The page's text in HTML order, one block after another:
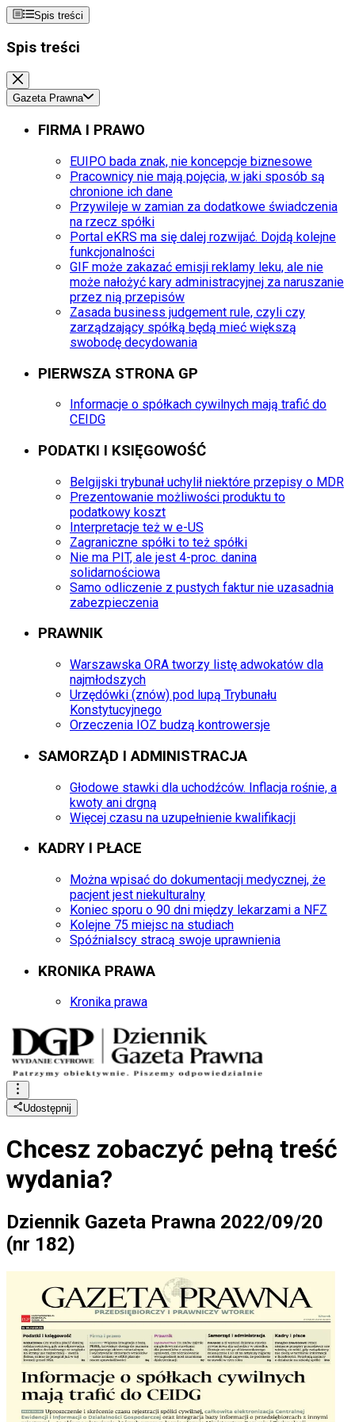
Spis treści
Spis treści
Gazeta Prawna
FIRMA I PRAWO
EUIPO bada znak, nie koncepcje biznesowe
Pracownicy nie mają pojęcia, w jaki sposób są
chronione ich dane
Przywileje w zamian za dodatkowe świadczenia
na rzecz spółki
Portal eKRS ma się dalej rozwijać. Dojdą kolejne
funkcjonalności
GIF może zakazać emisji reklamy leku, ale nie
może nałożyć kary administracyjnej za naruszanie
przez nią przepisów
Zasada business judgement rule, czyli czy
zarządzający spółką będą mieć większą
swobodę decydowania
PIERWSZA STRONA GP
Informacje o spółkach cywilnych mają trafić do
CEIDG
PODATKI I KSIĘGOWOŚĆ
Belgijski trybunał uchylił niektóre przepisy o MDR
Prezentowanie możliwości produktu to
podatkowy koszt
Interpretacje też w e-US
Zagraniczne spółki to też spółki
Nie ma PIT, ale jest 4-proc. danina
solidarnościowa
Samo odliczenie z pustych faktur nie uzasadnia
zabezpieczenia
PRAWNIK
Warszawska ORA tworzy listę adwokatów dla
najmłodszych
Urzędówki (znów) pod lupą Trybunału
Konstytucyjnego
Orzeczenia IOZ budzą kontrowersje
SAMORZĄD I ADMINISTRACJA
Głodowe stawki dla uchodźców. Inflacja rośnie, a
kwoty ani drgną
Więcej czasu na uzupełnienie kwalifikacji
KADRY I PŁACE
Można wpisać do dokumentacji medycznej, że
pacjent jest niekulturalny
Koniec sporu o 90 dni między lekarzami a NFZ
Kolejne 75 miejsc na studiach
Spóźnialscy stracą swoje uprawnienia
KRONIKA PRAWA
Kronika prawa
Udostępnij
Chcesz zobaczyć pełną treść
wydania?
Dziennik Gazeta Prawna 2022/09/20
(nr 182)